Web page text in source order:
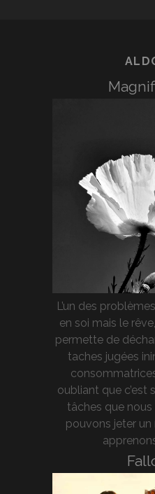
L’un des
en soi mais le
permette de
taches jugées
oubliant que c’est
tâches que
pouvons jeter un